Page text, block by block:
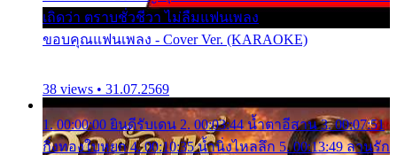
เถิดว่า ตราบชั่วชีวา ไม่ลืมแฟนเพลง
ขอบคุณแฟนเพลง - Cover Ver. (KARAOKE)
38 views • 31.07.2569
1. 00:00:00 ยินดีรับเดน 2. 00:03:44 น้ำตาอีสาน 3. 00:07:51
กิ่งทองใบหยก 4. 00:10:35 น้ำนิ่งไหลลึก 5. 00:13:49 ลานรัก